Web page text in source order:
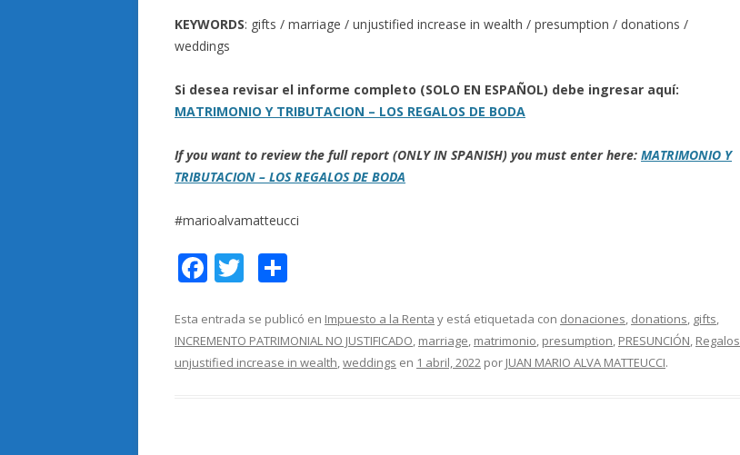
KEYWORDS: gifts / marriage / unjustified increase in wealth / presumption / donations /
weddings
Si desea revisar el informe completo (SOLO EN ESPAÑOL) debe ingresar aquí:
MATRIMONIO Y TRIBUTACION – LOS REGALOS DE BODA
If you want to review the full report (ONLY IN SPANISH) you must enter here: MATRIMONIO Y
TRIBUTACION – LOS REGALOS DE BODA
#marioalvamatteucci
F
e
b
T
itt
er
m
p
Esta entrada se publicó en Impuesto a la Renta y está etiquetada con donaciones, donations, gifts,
INCREMENTO PATRIMONIAL NO JUSTIFICADO, marriage, matrimonio, presumption, PRESUNCIÓN, Regalos
unjustified increase in wealth,weddings en 1 abril, 2022 por JUAN MARIO ALVA MATTEUCCI.